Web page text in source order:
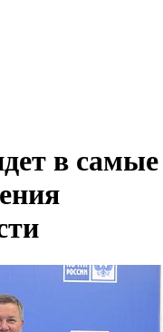
в самые